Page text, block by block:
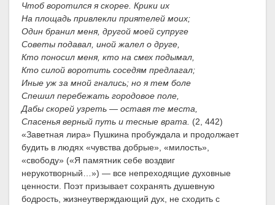
Чтоб воротился я скорее. Крики их
На площадь привлекли приятелей моих;
Один бранил меня, другой моей супруге
Советы подавал, иной жалел о друге,
Кто поносил меня, кто на смех подымал,
Кто силой воротить соседям предлагал;
Иные уж за мной гнались; но я тем боле
Спешил перебежать городовое поле,
Дабы скорей узреть — оставя те места,
Спасенья верный путь и тесные врата.
(2, 442)
«Заветная лира» Пушкина пробуждала и продолжает
будить в людях «чувства добрые», «милость»,
«свободу» («Я памятник себе воздвиг
нерукотворный…») — все непреходящие духовные
ценности. Поэт призывает сохранять душевную
бодрость, жизнеутверждающий дух, не сходить с